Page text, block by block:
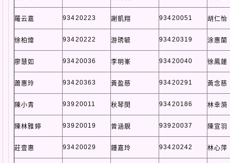
羅云嘉 93420223 謝凱翔 93420051 胡仁怡
徐柏煒 93420222 游琇毓 93420319 涂惠蘭
廖慧如 93420036 李明峯 93420040 徐鳳蓮
蕭惠玲 93420363 黃盈慈 93420291 黃念慈
陳小青 93920011 秋琴閔 93420186 林幸漪
陳林雅婷 93920019 曾涵靚 93920037 陳宣羽
莊壹惠 93420029 鍾嘉玲 93420242 林心萍